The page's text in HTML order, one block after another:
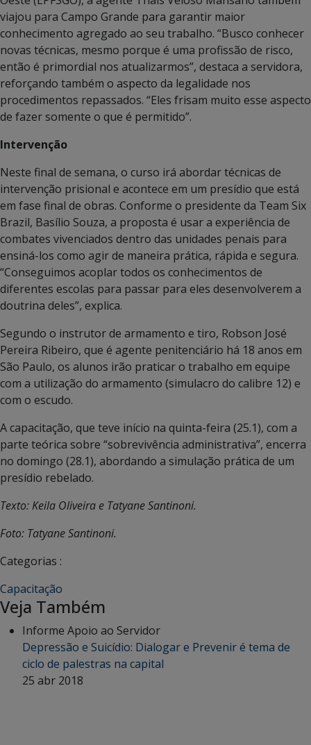
viajou para Campo Grande para garantir maior
conhecimento agregado ao seu trabalho. “Busco conhecer
novas técnicas, mesmo porque é uma profissão de risco,
então é primordial nos atualizarmos”, destaca a servidora,
reforçando também o aspecto da legalidade nos
procedimentos repassados. “Eles frisam muito esse aspecto
de fazer somente o que é permitido”.
Intervenção
Neste final de semana, o curso irá abordar técnicas de
intervenção prisional e acontece em um presídio que está
em fase final de obras. Conforme o presidente da Team Six
Brazil, Basílio Souza, a proposta é usar a experiência de
combates vivenciados dentro das unidades penais para
ensiná-los como agir de maneira prática, rápida e segura.
“Conseguimos acoplar todos os conhecimentos de
diferentes escolas para passar para eles desenvolverem a
doutrina deles”, explica.
Segundo o instrutor de armamento e tiro, Robson José
Pereira Ribeiro, que é agente penitenciário há 18 anos em
São Paulo, os alunos irão praticar o trabalho em equipe
com a utilização do armamento (simulacro do calibre 12) e
com o escudo.
A capacitação, que teve início na quinta-feira (25.1), com a
parte teórica sobre “sobrevivência administrativa”, encerra
no domingo (28.1), abordando a simulação prática de um
presídio rebelado.
Texto: Keila Oliveira e Tatyane Santinoni.
Foto: Tatyane Santinoni.
Categorias :
Capacitação
Veja Também
Informe Apoio ao Servidor
Depressão e Suicídio: Dialogar e Prevenir é tema de
ciclo de palestras na capital
25 abr 2018